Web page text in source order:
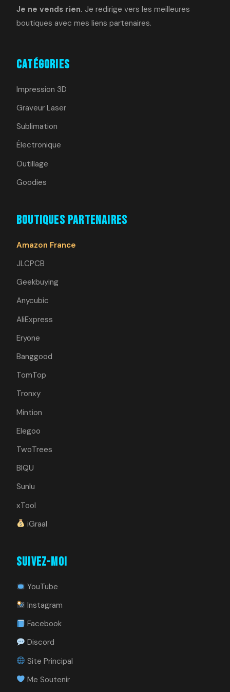
Je ne vends rien. Je redirige vers les meilleures
boutiques avec mes liens partenaires.
Catégories
Impression 3D
Graveur Laser
Sublimation
Électronique
Outillage
Goodies
Boutiques Partenaires
Amazon France
JLCPCB
Geekbuying
Anycubic
AliExpress
Eryone
Banggood
TomTop
Tronxy
Mintion
Elegoo
TwoTrees
BIQU
Sunlu
xTool
iGraal
Suivez-moi
YouTube
Instagram
Facebook
Discord
Site Principal
Me Soutenir